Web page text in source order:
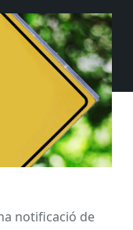
notificació de